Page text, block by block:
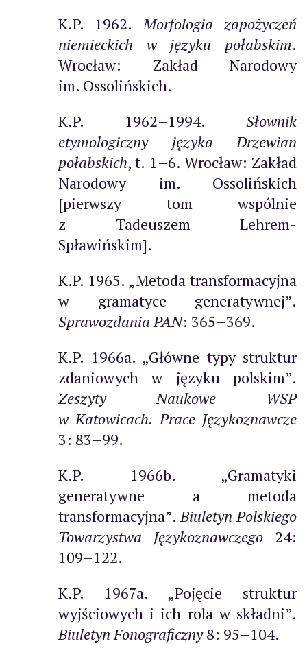
K.P. 1962.Morfologia zapożyczeń
niemieckich w języku połabskim.
Wrocław: Zakład Narodowy
im. Ossolińskich.
K.P. 1962–1994. Słownik
etymologiczny języka Drzewian
połabskich, t. 1–6. Wrocław: Zakład
Narodowy im. Ossolińskich
[pierwszy tom wspólnie
z Tadeuszem Lehrem-
Spławińskim].
K.P. 1965. „Metoda transformacyjna
w gramatyce generatywnej”.
Sprawozdania PAN: 365–369.
K.P. 1966a. „Główne typy struktur
zdaniowych w języku polskim”.
Zeszyty Naukowe WSP
w Katowicach. Prace Językoznawcze
3: 83–99.
K.P. 1966b. „Gramatyki
generatywne a metoda
transformacyjna”.Biuletyn Polskiego
Towarzystwa Językoznawczego 24:
109–122.
K.P. 1967a. „Pojęcie struktur
wyjściowych i ich rola w składni”.
Biuletyn Fonograficzny8: 95–104.